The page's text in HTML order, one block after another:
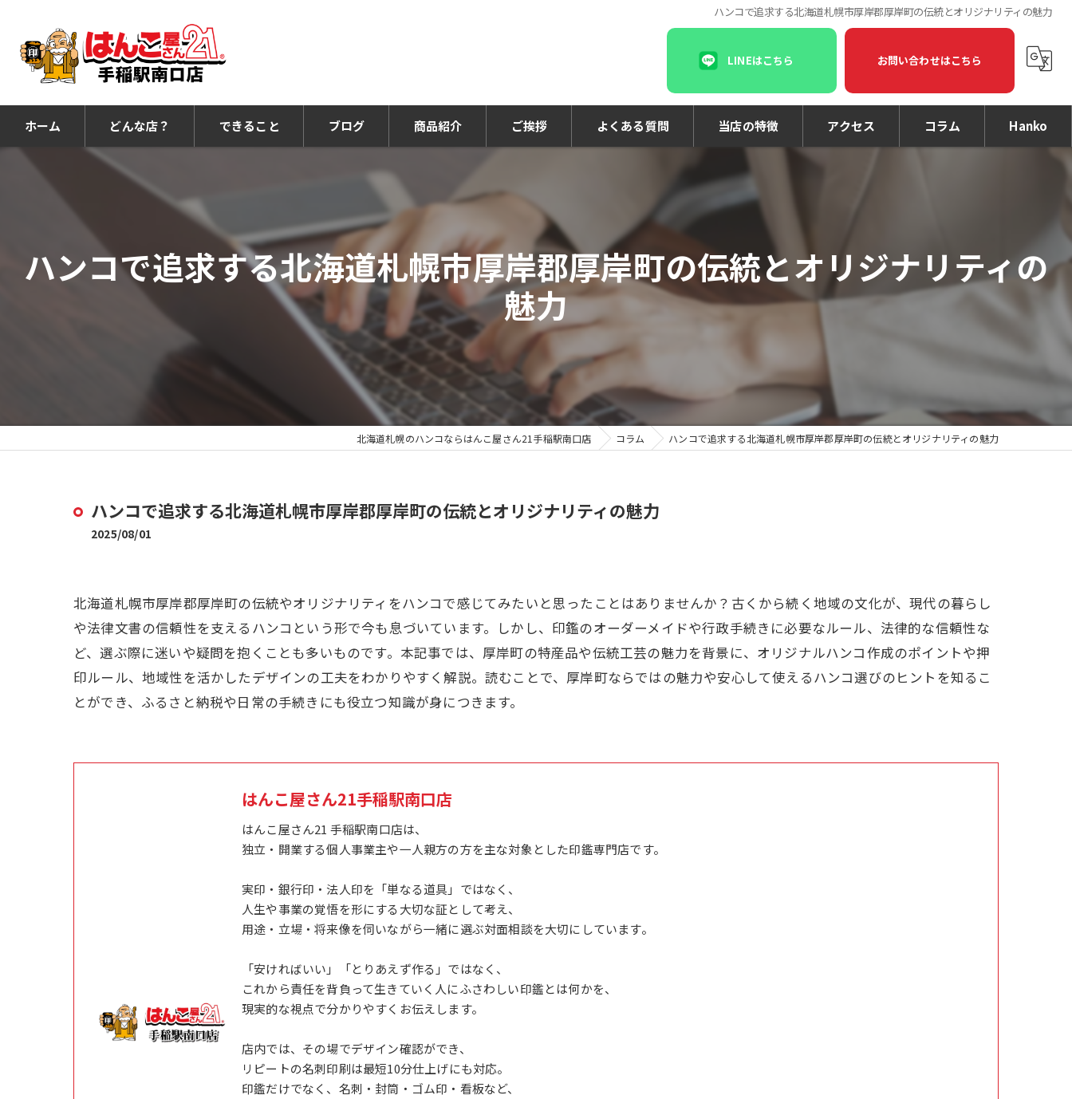
ハンコで追求する北海道札幌市厚岸郡厚岸町の伝統とオリジナリティの魅力
LINEはこちら お問い合わせはこちら
ホーム どんな店？ できること ブログ 商品紹介 ご挨拶 よくある質問 当店の特徴
印鑑
名刺
アクセス コラム Hanko
ハンコで追求する北海道札幌市厚岸郡厚岸町の伝統とオリジナリティの
魅力
北海道札幌のハンコならはんこ屋さん21手稲駅南口店 コラム ハンコで追求する北海道札幌市厚岸郡厚岸町の伝統とオリジナリティの魅力
ハンコで追求する北海道札幌市厚岸郡厚岸町の伝統とオリジナリティの魅力
2025/08/01
北海道札幌市厚岸郡厚岸町の伝統やオリジナリティをハンコで感じてみたいと思ったことはありませんか？古くから続く地域の文化が、現代の暮らし
や法律文書の信頼性を支えるハンコという形で今も息づいています。しかし、印鑑のオーダーメイドや行政手続きに必要なルール、法律的な信頼性な
ど、選ぶ際に迷いや疑問を抱くことも多いものです。本記事では、厚岸町の特産品や伝統工芸の魅力を背景に、オリジナルハンコ作成のポイントや押
印ルール、地域性を活かしたデザインの工夫をわかりやすく解説。読むことで、厚岸町ならではの魅力や安心して使えるハンコ選びのヒントを知るこ
とができ、ふるさと納税や日常の手続きにも役立つ知識が身につきます。
はんこ屋さん21手稲駅南口店
はんこ屋さん21 手稲駅南口店は、
独立・開業する個人事業主や一人親方の方を主な対象とした印鑑専門店です。
実印・銀行印・法人印を「単なる道具」ではなく、
人生や事業の覚悟を形にする大切な証として考え、
用途・立場・将来像を伺いながら一緒に選ぶ対面相談を大切にしています。
「安ければいい」「とりあえず作る」ではなく、
これから責任を背負って生きていく人にふさわしい印鑑とは何かを、
現実的な視点で分かりやすくお伝えします。
店内では、その場でデザイン確認ができ、
リピートの名刺印刷は最短10分仕上げにも対応。
印鑑だけでなく、名刺・封筒・ゴム印・看板など、